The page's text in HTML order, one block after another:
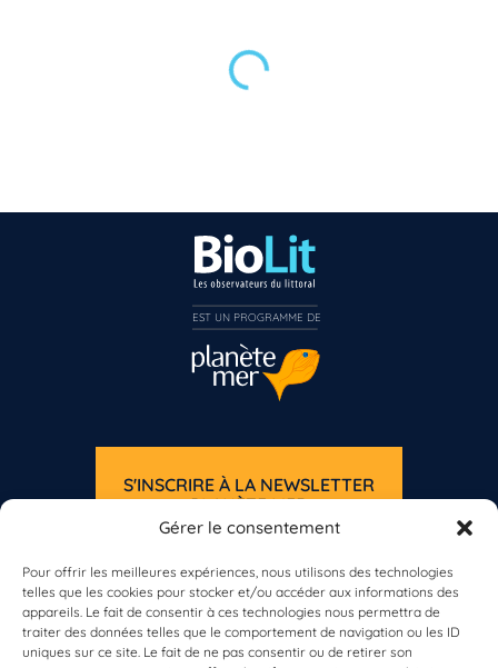
Gérer le consentement
Pour offrir les meilleures expériences, nous utilisons des technologies
telles que les cookies pour stocker et/ou accéder aux informations des
appareils. Le fait de consentir à ces technologies nous permettra de
traiter des données telles que le comportement de navigation ou les ID
uniques sur ce site. Le fait de ne pas consentir ou de retirer son
S'INSCRIRE À LA NEWSLETTER
PLANÈTE MER